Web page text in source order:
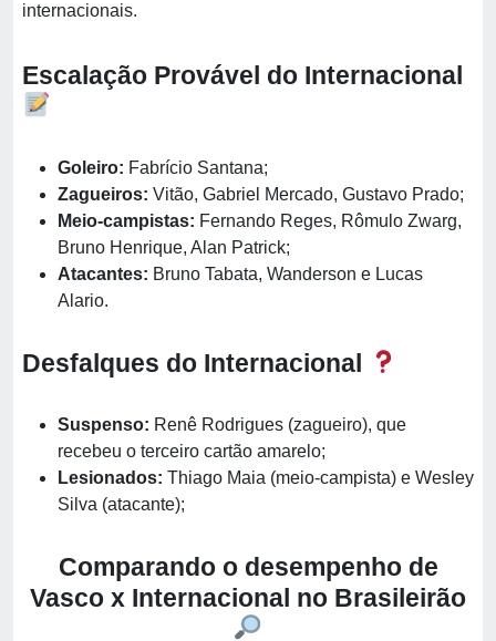
internacionais.
Escalação Provável do Internacional
Goleiro: Fabrício Santana;
Zagueiros: Vitão, Gabriel Mercado, Gustavo Prado;
Meio-campistas: Fernando Reges, Rômulo Zwarg,
Bruno Henrique, Alan Patrick;
Atacantes: Bruno Tabata, Wanderson e Lucas
Alario.
Desfalques do Internacional
Suspenso: Renê Rodrigues (zagueiro), que
recebeu o terceiro cartão amarelo;
Lesionados: Thiago Maia (meio-campista) e Wesley
Silva (atacante);
Comparando o desempenho de
Vasco x Internacional no Brasileirão